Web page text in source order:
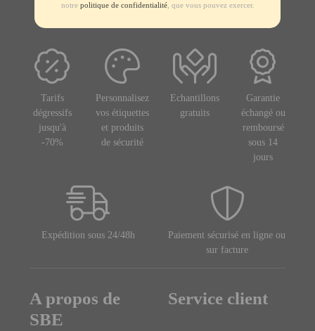
notre politique de confidentialité, que vous pouvez exercer.
Tarifs
dégressifs
jusqu'à
-70%
Personnalisez
vos étiquettes
et produits
de sécurité
Echantillons
gratuits
Garantie
échangé ou
remboursé
sous 14
jours
Expédition sous 24/48h
Paiement sécurisé en ligne ou
sur facture
A propos de
SBE
Service client